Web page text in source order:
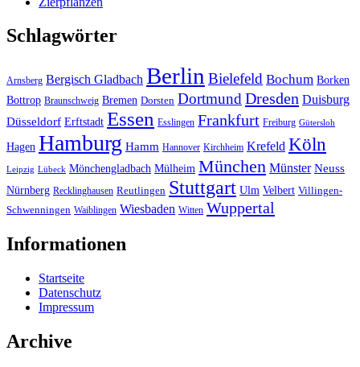
Schlagwörter
Arnsberg Bergisch Gladbach Berlin Bielefeld Bochum Borken
Bottrop Braunschweig Bremen Dorsten DortmundDresden Duisburg
Düsseldorf Erftstadt Essen Esslingen Frankfurt Freiburg Gütersloh
Hagen Hamburg Hamm Hannover Kirchheim Krefeld Köln
Leipzig Lübeck Mönchengladbach Mülheim München Münster Neuss
Nürnberg Recklinghausen Reutlingen Stuttgart Ulm Velbert Villingen-
Schwenningen Waiblingen Wiesbaden Witten Wuppertal
Informationen
Startseite
Datenschutz
Impressum
Archive